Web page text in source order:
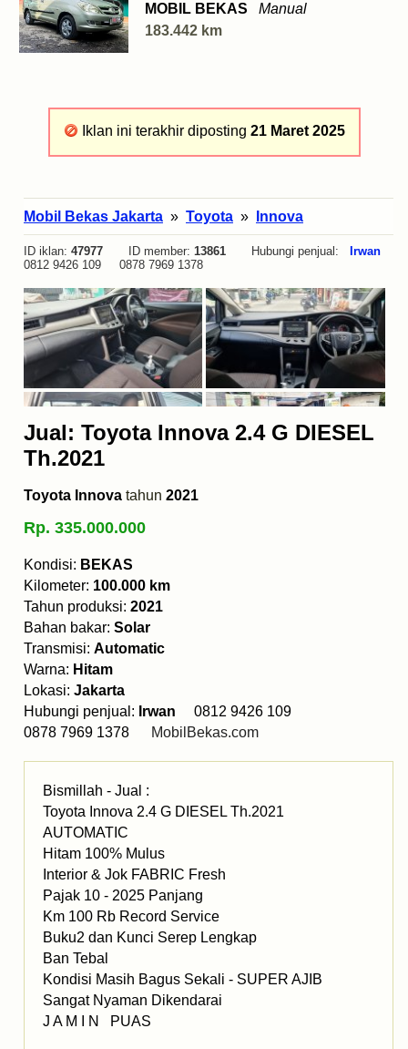
MOBIL BEKAS
Manual
183.442 km
Iklan ini terakhir diposting 21 Maret 2025
Mobil Bekas Jakarta » Toyota » Innova
ID iklan: 47977 ID member: 13861 Hubungi penjual:
Irwan
0812 9426 109 0878 7969 1378
Jual: Toyota Innova 2.4 G DIESEL
Th.2021
Toyota Innova tahun 2021
Rp. 335.000.000
Kondisi: BEKAS
Kilometer: 100.000 km
Tahun produksi: 2021
Bahan bakar: Solar
Transmisi: Automatic
Warna: Hitam
Lokasi: Jakarta
Hubungi penjual: Irwan 0812 9426 109
0878 7969 1378
MobilBekas.com
Bismillah - Jual :
Toyota Innova 2.4 G DIESEL Th.2021
AUTOMATIC
Hitam 100% Mulus
Interior & Jok FABRIC Fresh
Pajak 10 - 2025 Panjang
Km 100 Rb Record Service
Buku2 dan Kunci Serep Lengkap
Ban Tebal
Kondisi Masih Bagus Sekali - SUPER AJIB
Sangat Nyaman Dikendarai
J A M I N PUAS